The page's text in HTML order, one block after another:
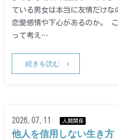
ている男女は本当に友情だけな
恋愛感情や下心があるのか。
って考え…
続きを読む
2026.07.11 人間関係
他人を信用しない生き方